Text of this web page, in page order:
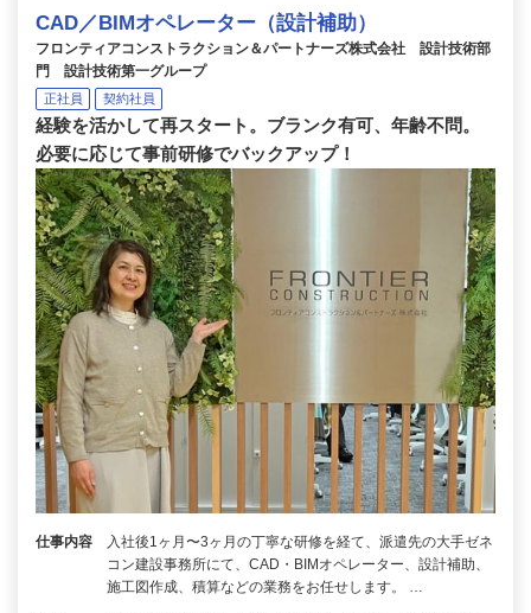
CAD／BIMオペレーター（設計補助）
フロンティアコンストラクション＆パートナーズ株式会社 設計技術部
門 設計技術第一グループ
正社員 契約社員
経験を活かして再スタート。ブランク有可、年齢不問。
必要に応じて事前研修でバックアップ！
仕事内容
入社後1ヶ月〜3ヶ月の丁寧な研修を経て、派遣先の大手ゼネ
コン建設事務所にて、CAD・BIMオペレーター、設計補助、
施工図作成、積算などの業務をお任せします。 …